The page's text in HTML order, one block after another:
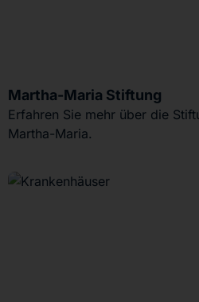
Martha-Maria Stiftung
Erfahren Sie mehr über die
Martha-Maria.